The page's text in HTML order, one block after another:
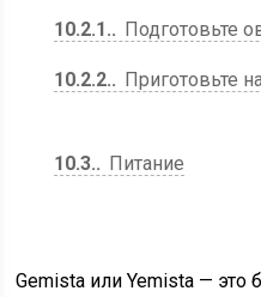
10.2.1. Подготовьте
10.2.2. Приготовьте
10.3. Питание
Gemista или Yemista —